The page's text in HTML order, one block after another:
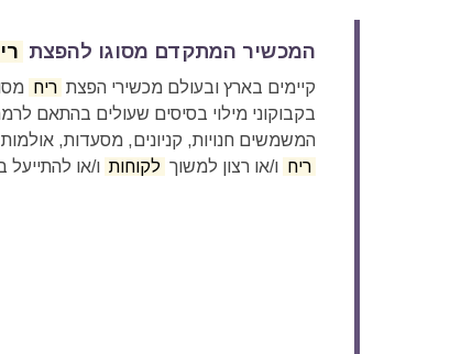
המכשיר המתקדם מסוגו להפצת
קיימים בארץ ובעולם מכשירי הפצת ריח
בקבוקוני מילוי בסיסים שעולים בהתאם
המשמשים חנויות, קניונים, מסעדות,
ריח ו/או רצון למשוך לקוחות ו/או